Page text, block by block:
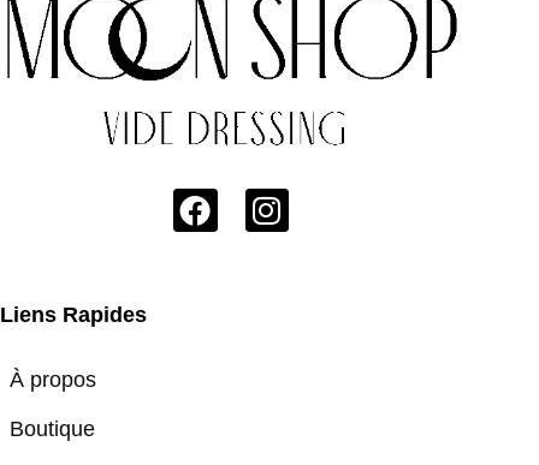
Liens Rapides
À propos
Boutique